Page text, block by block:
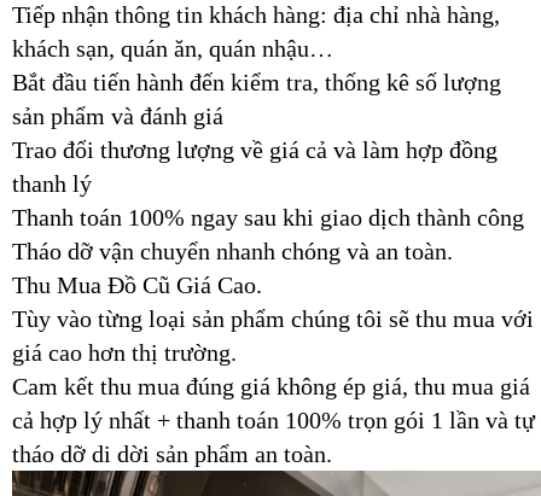
Tiếp nhận thông tin khách hàng: địa chỉ nhà hàng,
khách sạn, quán ăn, quán nhậu…
Bắt đầu tiến hành đến kiểm tra, thống kê số lượng
sản phẩm và đánh giá
Trao đổi thương lượng về giá cả và làm hợp đồng
thanh lý
Thanh toán 100% ngay sau khi giao dịch thành công
Tháo dỡ vận chuyển nhanh chóng và an toàn.
Thu Mua Đồ Cũ Giá Cao.
Tùy vào từng loại sản phẩm chúng tôi sẽ thu mua với
giá cao hơn thị trường.
Cam kết thu mua đúng giá không ép giá, thu mua giá
cả hợp lý nhất + thanh toán 100% trọn gói 1 lần và tự
tháo dỡ di dời sản phẩm an toàn.